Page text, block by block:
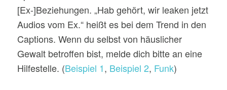
[Ex-]Beziehungen. „Hab gehört, wir leaken jetzt
Audios vom Ex.“ heißt es bei dem Trend in den
Captions. Wenn du selbst von häuslicher
Gewalt betroffen bist, melde dich bitte an eine
Hilfestelle. (Beispiel 1, Beispiel 2, Funk)